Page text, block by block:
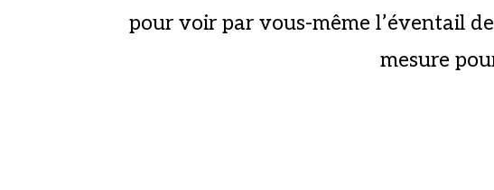
pour voir par vous-même l’éventail
mesure